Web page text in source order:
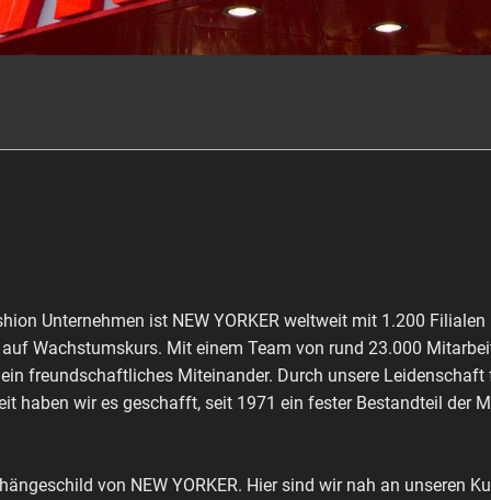
Unternehmen ist NEW YORKER weltweit mit 1.200
Wachstumskurs. Mit einem Team von rund 23.000
freundschaftliches Miteinander. Durch unsere Leidenschaft
haben wir es geschafft, seit 1971 ein fester Bestandteil der
von NEW YORKER. Hier sind wir nah an unseren